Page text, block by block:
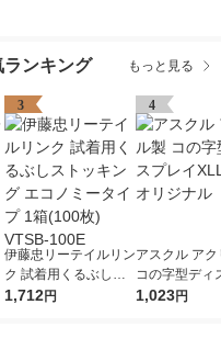
ランキング もっと見る
3
伊藤忠リーテイルリン
ク 試着用くるぶしス
トッキング エコノミ
1,712円
4
アスクル ア
コの字型ディ
XLL 1個 オリ
1,023円